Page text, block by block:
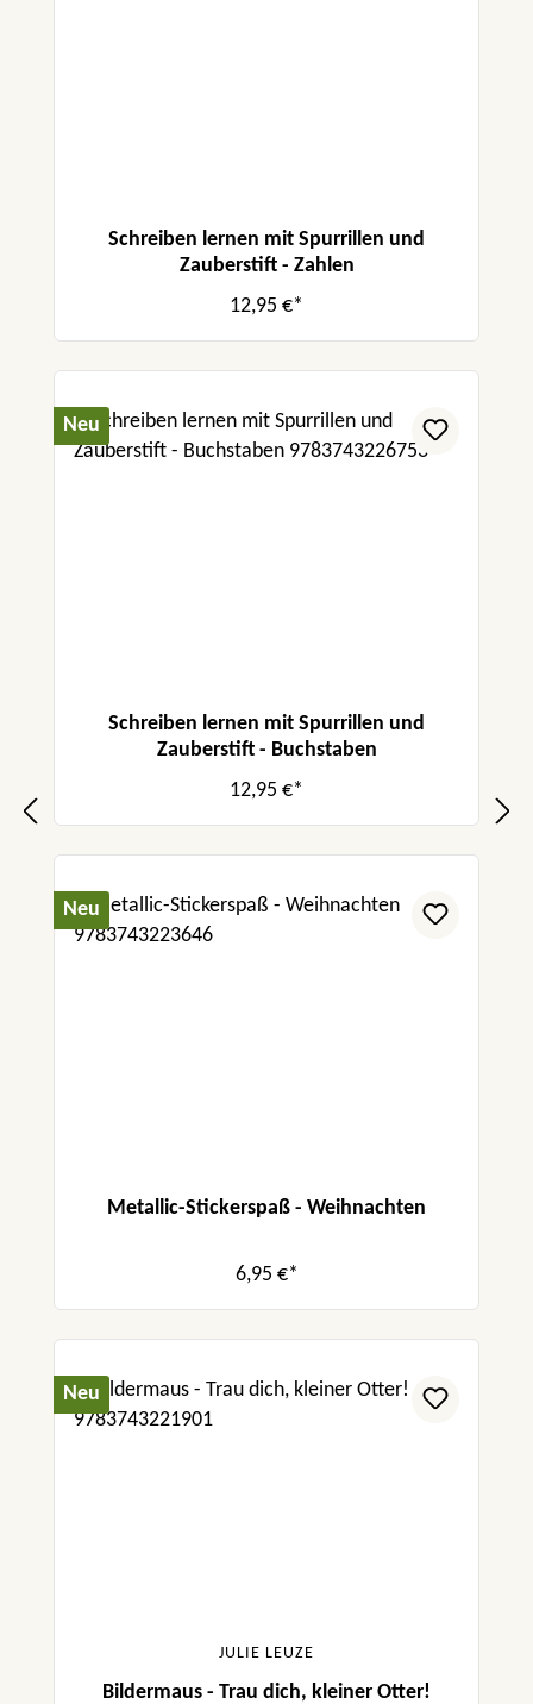
Schreiben lernen mit Spurrillen und
Zauberstift - Zahlen
12,95 €*
Neu
Schreiben lernen mit Spurrillen und
Zauberstift - Buchstaben
12,95 €*
Neu
Metallic-Stickerspaß - Weihnachten
6,95 €*
Neu
JULIE LEUZE
Bildermaus - Trau dich, kleiner Otter!